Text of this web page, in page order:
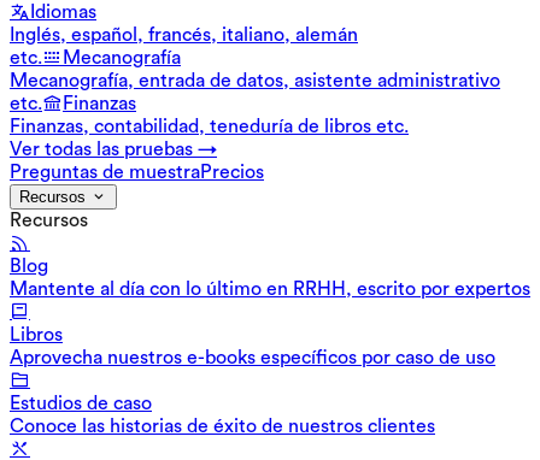
Idiomas
Inglés, español, francés, italiano, alemán
etc.
Mecanografía
Mecanografía, entrada de datos, asistente administrativo
etc.
Finanzas
Finanzas, contabilidad, teneduría de libros etc.
Ver todas las pruebas →
Preguntas de muestraPrecios
Recursos
Recursos
Blog
Mantente al día con lo último en RRHH, escrito por expertos
Libros
Aprovecha nuestros e-books específicos por caso de uso
Estudios de caso
Conoce las historias de éxito de nuestros clientes